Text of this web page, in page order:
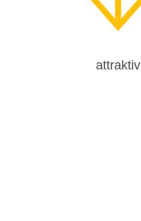
attraktiv